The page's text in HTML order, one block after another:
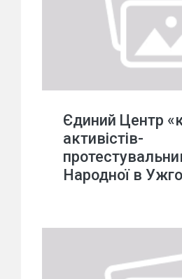
Єдиний Центр
активістів-
Народної в